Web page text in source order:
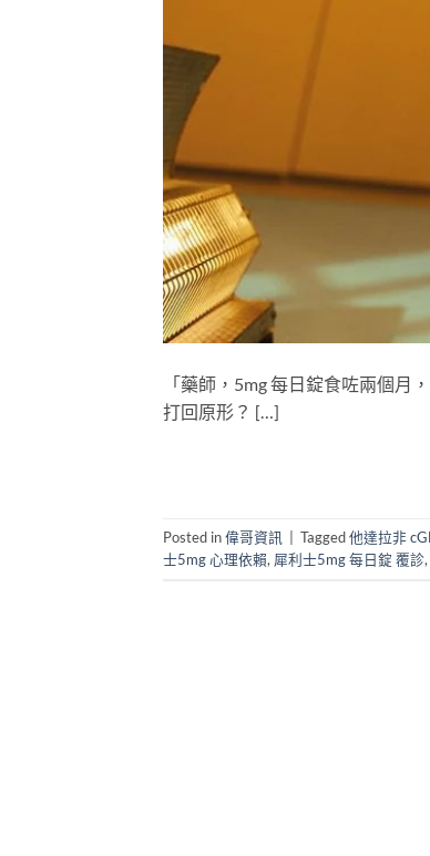
「藥師，5mg 每日錠食咗兩個
打回原形？ […]
Posted in偉哥資訊 Tagged他達拉非
士5mg 心理依賴, 犀利士5mg 每日錠 覆診,